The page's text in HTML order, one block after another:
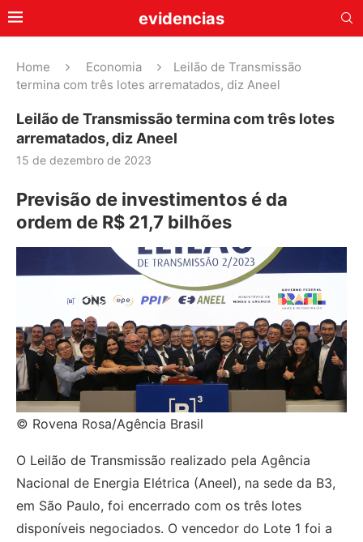
evidencias
Home Economia
Leilão de Transmissão
termina com três lotes arrematados, diz Aneel
Leilão de Transmissão termina com três lotes
arrematados, diz Aneel
15 de dezembro de 2023
Previsão de investimentos é da
ordem de R$ 21,7 bilhões
© Rovena Rosa/Agência Brasil
O Leilão de Transmissão realizado pela Agência
Nacional de Energia Elétrica (Aneel), na sede da B3,
em São Paulo, foi encerrado com os três lotes
disponíveis negociados. O vencedor do Lote 1 foi a